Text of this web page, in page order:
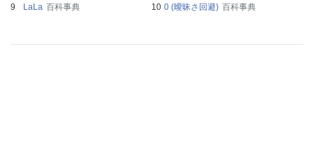
LaLa 百科事典 0 (曖昧さ回避) 百科事典